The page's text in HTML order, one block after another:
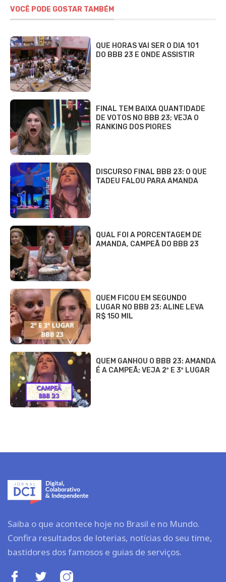
VOCÊ PODE GOSTAR TAMBÉM
QUE HORAS VAI SER O DIA 101
DO BBB 23 E ONDE ASSISTIR
FINAL TEM BAIXA QUANTIDADE
DE VOTOS NO BBB 23; VEJA O
RANKING DOS PIORES
DISCURSO FINAL BBB 23: O QUE
TADEU FALOU PARA AMANDA
QUAL FOI A PORCENTAGEM DE
AMANDA, CAMPEÃ DO BBB 23
QUEM FICOU EM SEGUNDO
LUGAR NO BBB 23: ALINE LEVA
R$ 150 MIL
QUEM GANHOU O BBB 23: AMANDA
É A CAMPEÃ; VEJA 2º E 3º LUGAR
Saiba o que acontece hoje no Brasil e no Mundo.
Confira resultados de loterias, notícias do seu time,
bastidores dos famosos e guias de serviços.